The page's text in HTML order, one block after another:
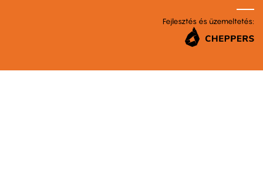
Fejlesztés és üzemeltetés: